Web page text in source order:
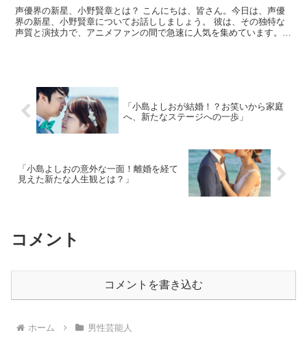
声優界の新星、小野賢章とは？ こんにちは、皆さん。今日は、声優
界の新星、小野賢章についてお話ししましょう。 彼は、その独特な
声質と演技力で、アニメファンの間で急速に人気を集めています。
「小島よしおが結婚！？お笑いから家庭
へ、新たなステージへの一歩」
「小島よしおの意外な一面！離婚を経て
見えた新たな人生観とは？」
コメント
コメントを書き込む
ホーム 男性芸能人